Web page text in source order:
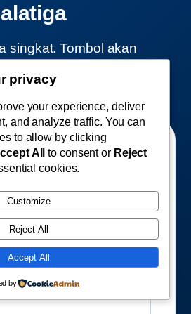
singkat. Tombol akan
Salatiga.
privacy
your experience, deliver
and analyze traffic. You can
to allow by clicking
All to consent or Reject
cookies.
Customize
Reject All
Accept All
by